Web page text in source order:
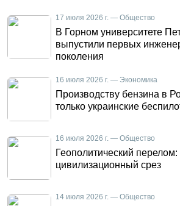
17 июля 2026 г. — Общество
В Горном университете
выпустили первых
поколения
16 июля 2026 г. — Экономика
Производству бензина в
только украинские
16 июля 2026 г. — Общество
Геополитический перелом:
цивилизационный срез
14 июля 2026 г. — Общество